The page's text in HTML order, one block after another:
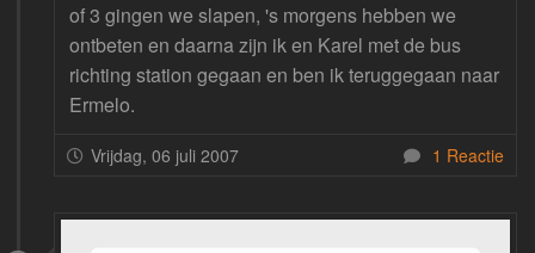
of 3 gingen we slapen, 's morgens hebben we
ontbeten en daarna zijn ik en Karel met de bus
richting station gegaan en ben ik teruggegaan naar
Ermelo.
Vrijdag, 06 juli 2007 1 Reactie